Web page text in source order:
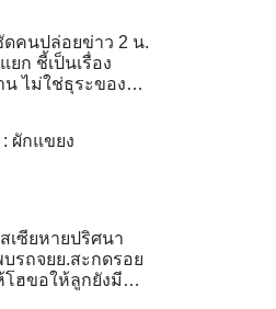
ดคนปล่อยข่าว 2 น.
ยก ชี้เป็นเรื่อง
น ไม่ใช่ธุระของ
: ผักแขยง
เซียหายปริศนา
บรถจยย.สะกดรอย
โฮขอให้ลูกยังมี